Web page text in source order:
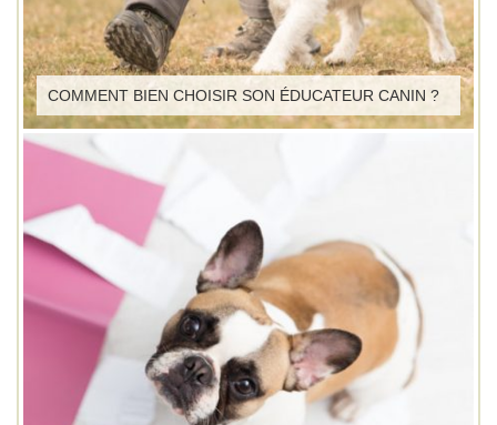
COMMENT BIEN CHOISIR SON ÉDUCATEUR CANIN ?